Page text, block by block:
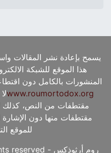
يسمح بإعادة نشر المقالات
هذا الموقع للشبكة
المنشورات بالكامل دون
www.roumortodox.orgلا
مقتطفات من النص، كذلك
مقتطفات منها دون الإشارة
للموقع
روم أرثوذكس - Copyright © 2021 - All rights reserved